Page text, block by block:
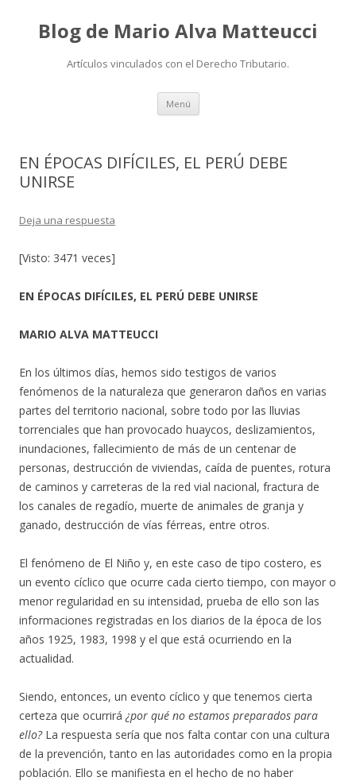
Blog de Mario Alva Matteucci
Artículos vinculados con el Derecho Tributario.
Menú Ir
contenido
EN ÉPOCAS DIFÍCILES, EL PERÚ DEBE
UNIRSE
Deja una respuesta
[Visto: 3471 veces]
EN ÉPOCAS DIFÍCILES, EL PERÚ DEBE UNIRSE
MARIO ALVA MATTEUCCI
En los últimos días, hemos sido testigos de varios
fenómenos de la naturaleza que generaron daños en varias
partes del territorio nacional, sobre todo por las lluvias
torrenciales que han provocado huaycos, deslizamientos,
inundaciones, fallecimiento de más de un centenar de
personas, destrucción de viviendas, caída de puentes, rotura
de caminos y carreteras de la red vial nacional, fractura de
los canales de regadío, muerte de animales de granja y
ganado, destrucción de vías férreas, entre otros.
El fenómeno de El Niño y, en este caso de tipo costero, es
un evento cíclico que ocurre cada cierto tiempo, con mayor o
menor regularidad en su intensidad, prueba de ello son las
informaciones registradas en los diarios de la época de los
años 1925, 1983, 1998 y el que está ocurriendo en la
actualidad.
Siendo, entonces, un evento cíclico y que tenemos cierta
certeza que ocurrirá ¿por qué no estamos preparados para
ello?La respuesta sería que nos falta contar con una cultura
de la prevención, tanto en las autoridades como en la propia
población. Ello se manifiesta en el hecho de no haber